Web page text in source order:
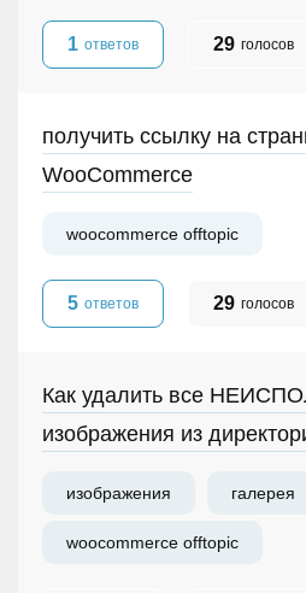
1 ответов 29 голосов
получить ссылку на
WooCommerce
woocommerce offtopic
5 ответов 29 голосов
Как удалить все
изображения из
изображения галерея
woocommerce offtopic